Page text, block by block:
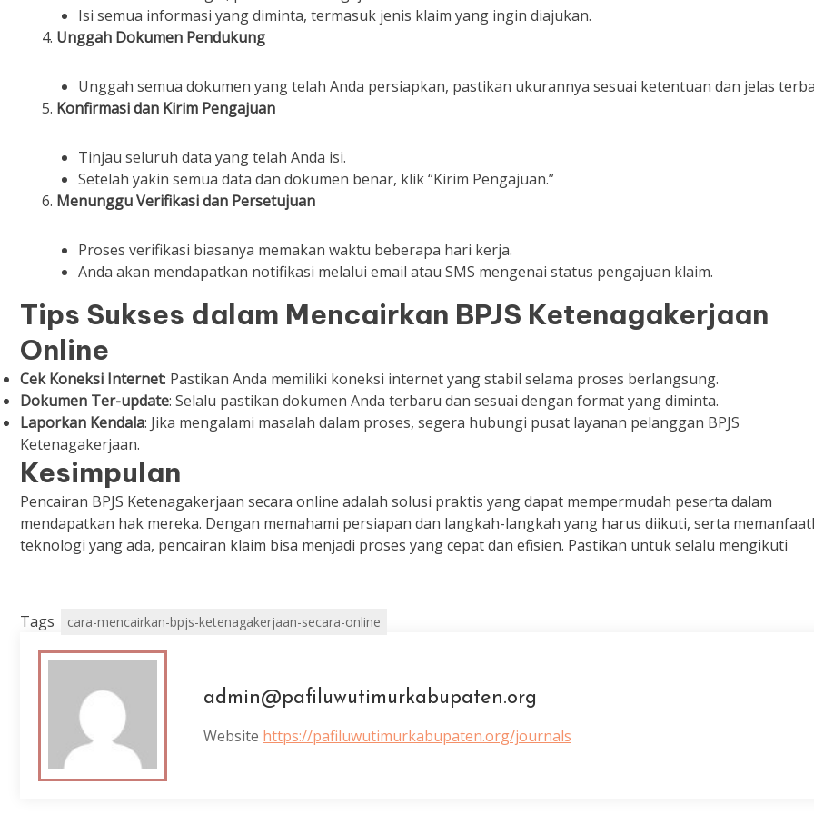
Isi semua informasi yang diminta, termasuk jenis klaim yang ingin diajukan.
Unggah Dokumen Pendukung
Unggah semua dokumen yang telah Anda persiapkan, pastikan ukurannya sesuai ketentuan dan jelas
Konfirmasi dan Kirim Pengajuan
Tinjau seluruh data yang telah Anda isi.
Setelah yakin semua data dan dokumen benar, klik “Kirim Pengajuan.”
Menunggu Verifikasi dan Persetujuan
Proses verifikasi biasanya memakan waktu beberapa hari kerja.
Anda akan mendapatkan notifikasi melalui email atau SMS mengenai status pengajuan klaim.
Tips Sukses dalam Mencairkan BPJS Ketenagakerjaan
Online
Cek Koneksi Internet: Pastikan Anda memiliki koneksi internet yang stabil selama proses berlangsung.
Dokumen Ter-update: Selalu pastikan dokumen Anda terbaru dan sesuai dengan format yang diminta.
Laporkan Kendala: Jika mengalami masalah dalam proses, segera hubungi pusat layanan pelanggan BPJS
Ketenagakerjaan.
Kesimpulan
Pencairan BPJS Ketenagakerjaan secara online adalah solusi praktis yang dapat mempermudah peserta dalam
mendapatkan hak mereka. Dengan memahami persiapan dan langkah-langkah yang harus diikuti, serta
teknologi yang ada, pencairan klaim bisa menjadi proses yang cepat dan efisien. Pastikan untuk selalu mengikuti
Tags cara-mencairkan-bpjs-ketenagakerjaan-secara-online
admin@pafiluwutimurkabupaten.org
Website https://pafiluwutimurkabupaten.org/journals